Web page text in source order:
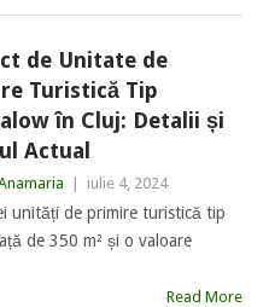
de Unitate de
Turistică Tip
în Cluj: Detalii și
Actual
iulie 4, 2024
unități de primire turistică tip
de 350 m² și o valoare
Read More